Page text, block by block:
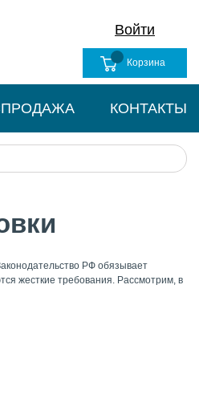
Войти
Корзина
КОНТАКТЫ
РФ обязывает
жесткие требования. Рассмотрим, в